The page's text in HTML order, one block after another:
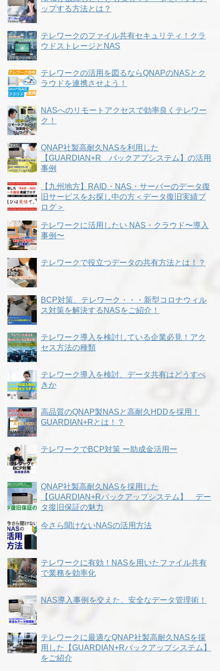
ップする方法とは？
テレワークのファイル共有セキュリティ！クラ
ウドストレージとNAS
テレワークの活用を図るならQNAPのNASとク
ラウドを連携させよう！
NASへのリモートアクセスで効率良くテレワー
ク！
QNAP社製高耐久NASを利用した
【GUARDIAN+R バックアプシステム】の活用
事例
【九州地方】RAID・NAS・サーバーのデータ復
旧サービスをお探し中の方＜データ復旧実績ブ
ログ＞
テレワークに活用したい NAS・クラウド〜導入
事例〜
テレワークで役立つデータの共有方法とは！？
BCP対策、テレワーク・・・新型コロナウィル
ス対策を解決するNASをご紹介！
テレワーク導入を検討している企業必見！アク
セス方法の種類
テレワーク導入を検討、データ共有はどうすべ
きか
高品質のQNAP製NASと高耐久HDDを採用！
GUARDIAN+Rとは！？
テレワークでBCP対策 ー助成金活用ー
QNAP社製高耐久NASを採用した
【GUARDIAN+Rバックアップシステム】 デー
タ復旧保証の魅力
今さら聞けないNASの活用方法
テレワークに有効！NASを用いたファイル共有
で業務を効率化
NAS導入事例を交えた、安全なデータ管理術！
テレワークに最適なQNAP社製高耐久NASを採
用した【GUARDIAN+Rバックアップシステム】
をご紹介